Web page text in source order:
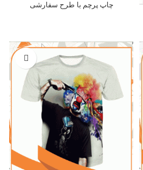
چاپ پرچم با طرح سفارشی